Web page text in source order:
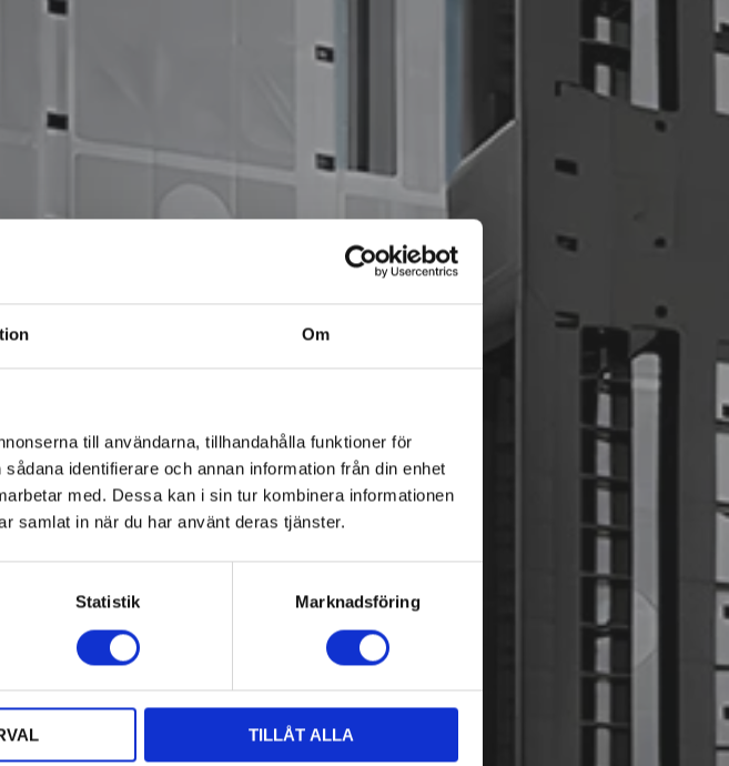
Om
till användarna, tillhandahålla funktioner för
identifierare och annan information från din enhet
med. Dessa kan i sin tur kombinera informationen
samlat in när du har använt deras tjänster.
Statistik Marknadsföring
TILLÅT ALLA